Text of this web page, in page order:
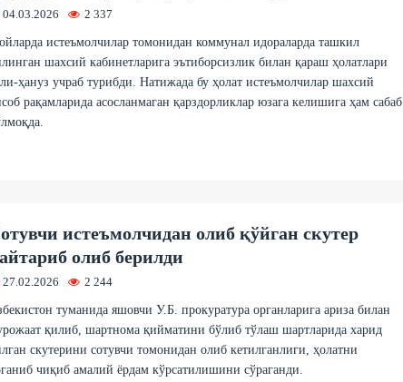
04.03.2026 2 337
истеъмолчилар томонидан коммунал идораларда ташкил
шахсий кабинетларига эътиборсизлик билан қараш ҳолатлари
ҳануз учраб турибди. Натижада бу ҳолат истеъмолчилар шахсий
рақамларида асосланмаган қарздорликлар юзага келишига ҳам сабаб
истеъмолчидан олиб қўйган скутер
олиб берилди
27.02.2026 2 244
туманида яшовчи У.Б. прокуратура органларига ариза билан
қилиб, шартнома қийматини бўлиб тўлаш шартларида харид
скутерини сотувчи томонидан олиб кетилганлиги, ҳолатни
чиқиб амалий ёрдам кўрсатилишини сўраганди.